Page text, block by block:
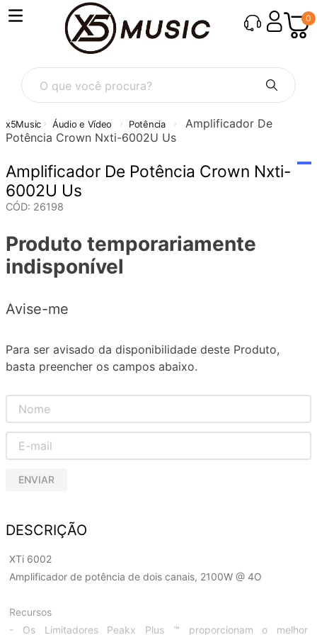
0
O que você procura?
Áudio e Vídeo Potência
Amplificador De
Potência Crown Nxti-6002U Us
Amplificador De Potência Crown Nxti-
6002U Us
CÓD: 26198
Produto temporariamente
indisponível
Avise-me
Para ser avisado da disponibilidade deste Produto,
basta preencher os campos abaixo.
ENVIAR
DESCRIÇÃO
XTi 6002
Amplificador de potência de dois canais, 2100W @ 4O
Recursos
- Os Limitadores Peakx Plus ™ proporcionam o melhor